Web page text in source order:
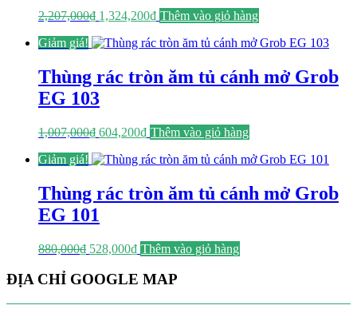
2,207,000₫ Giá
là:
1,324,200₫Giá
tại
1,324,200₫.
Thêm vào giỏ hàng
Giảm giá!
Thùng rác tròn ăm tủ cánh mở Grob
EG 103
1,007,000₫ Giá
là:
604,200₫Giá
tại
604,200₫.
Thêm vào giỏ hàng
Giảm giá!
Thùng rác tròn ăm tủ cánh mở Grob
EG 101
880,000₫ Giá
là:
528,000₫Giá
tại
528,000₫.
Thêm vào giỏ hàng
ĐỊA CHỈ GOOGLE MAP